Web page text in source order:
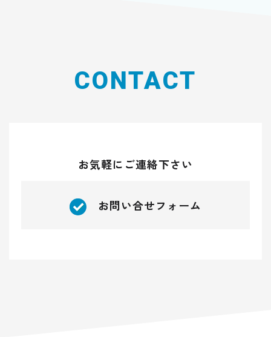
CONTACT
お気軽にご連絡下さい
お問い合せフォーム